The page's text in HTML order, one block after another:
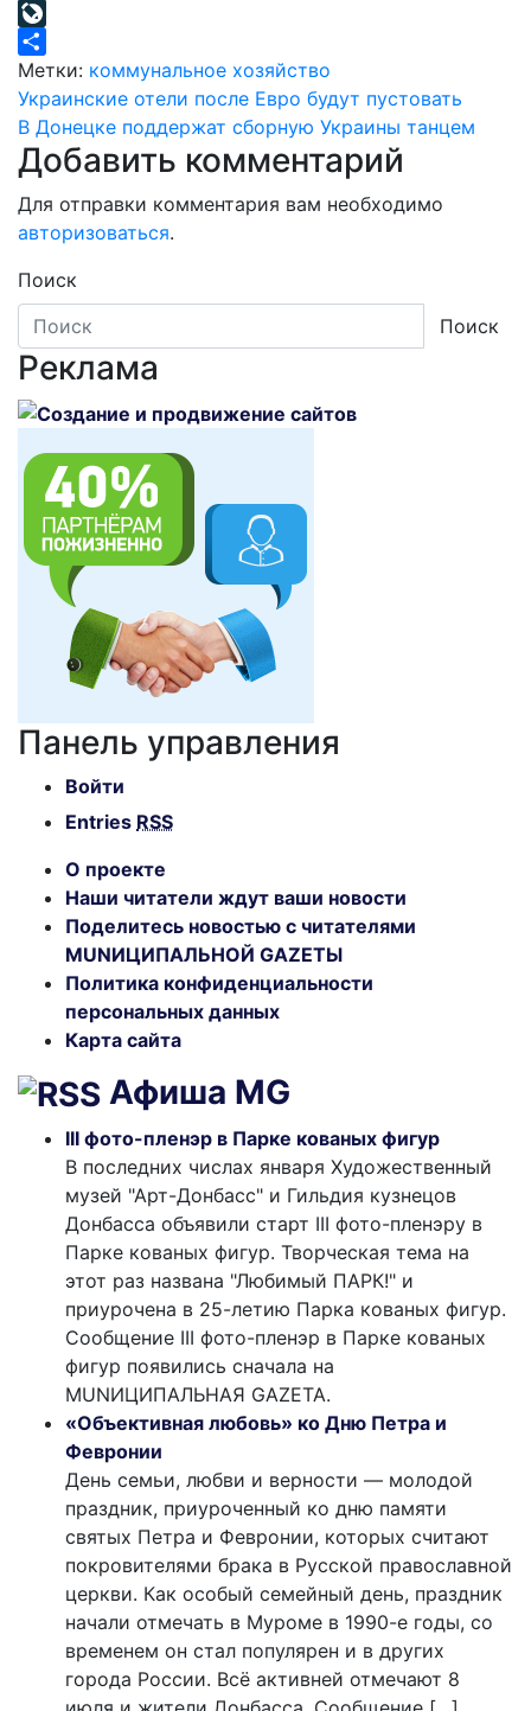
Mail.Ru
LiveJournal
Отправить
Метки: коммунальное хозяйство
Навигация
по
записям
Украинские отели после Евро будут пустовать
В Донецке поддержат сборную Украины танцем
Добавить комментарий
Для отправки комментария вам необходимо
авторизоваться.
Поиск
Поиск
Реклама
Панель управления
Войти
Entries RSS
О проекте
Наши читатели ждут ваши новости
Поделитесь новостью с читателями
MUNИЦИПАЛЬНОЙ GAZЕТЫ
Политика конфиденциальности
персональных данных
Карта сайта
Афиша MG
III фото-пленэр в Парке кованых фигур
В последних числах января Художественный
музей "Арт-Донбасс" и Гильдия кузнецов
Донбасса объявили старт III фото-пленэру в
Парке кованых фигур. Творческая тема на
этот раз названа "Любимый ПАРК!" и
приурочена в 25-летию Парка кованых фигур.
Сообщение III фото-пленэр в Парке кованых
фигур появились сначала на
MUNИЦИПАЛЬНАЯ GAZЕТА.
«Объективная любовь» ко Дню Петра и
Февронии
День семьи, любви и верности — молодой
праздник, приуроченный ко дню памяти
святых Петра и Февронии, которых считают
покровителями брака в Русской православной
церкви. Как особый семейный день, праздник
начали отмечать в Муроме в 1990-е годы, со
временем он стал популярен и в других
города России. Всё активней отмечают 8